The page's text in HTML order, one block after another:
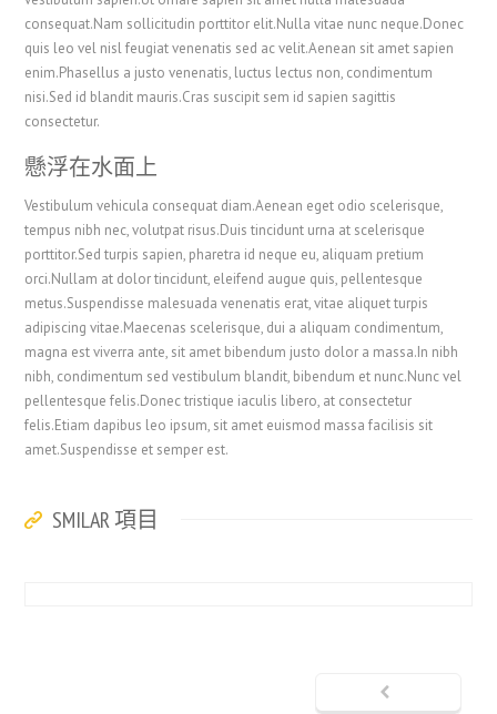
consequat.Nam sollicitudin porttitor elit.Nulla vitae nunc neque.Donec
quis leo vel nisl feugiat venenatis sed ac velit.Aenean sit amet sapien
enim.Phasellus a justo venenatis, luctus lectus non, condimentum
nisi.Sed id blandit mauris.Cras suscipit sem id sapien sagittis
consectetur.
懸浮在水面上
Vestibulum vehicula consequat diam.Aenean eget odio scelerisque,
tempus nibh nec, volutpat risus.Duis tincidunt urna at scelerisque
porttitor.Sed turpis sapien, pharetra id neque eu, aliquam pretium
orci.Nullam at dolor tincidunt, eleifend augue quis, pellentesque
metus.Suspendisse malesuada venenatis erat, vitae aliquet turpis
adipiscing vitae.Maecenas scelerisque, dui a aliquam condimentum,
magna est viverra ante, sit amet bibendum justo dolor a massa.In nibh
nibh, condimentum sed vestibulum blandit, bibendum et nunc.Nunc vel
pellentesque felis.Donec tristique iaculis libero, at consectetur
felis.Etiam dapibus leo ipsum, sit amet euismod massa facilisis sit
amet.Suspendisse et semper est.
SMILAR 項目